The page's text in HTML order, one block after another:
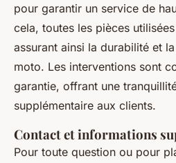
pour garantir un service de
cela, toutes les pièces
assurant ainsi la durabilité et
moto. Les interventions sont
garantie, offrant une
supplémentaire aux clients.
Contact et informations
Pour toute question ou pour